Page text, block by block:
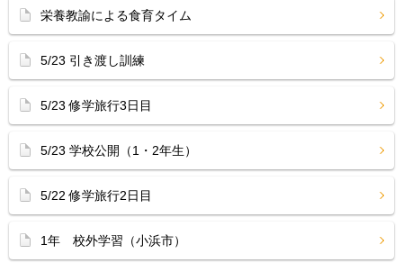
栄養教諭による食育タイム
5/23 引き渡し訓練
5/23 修学旅行3日目
5/23 学校公開（1・2年生）
5/22 修学旅行2日目
1年 校外学習（小浜市）